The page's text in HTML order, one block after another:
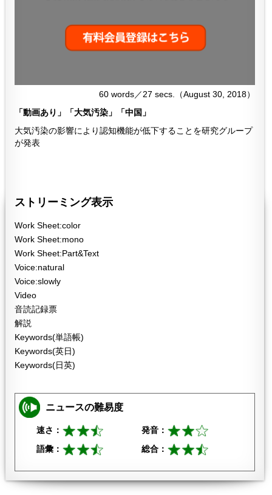
60 words／27 secs.（August 30, 2018）
「動画あり」「大気汚染」「中国」
大気汚染の影響により認知機能が低下することを研究グループ
が発表
ストリーミング表示
Work Sheet:color
Work Sheet:mono
Work Sheet:Part&Text
Voice:natural
Voice:slowly
Video
音読記録票
解説
Keywords(単語帳)
Keywords(英日)
Keywords(日英)
ニュースの難易度
速さ：
発音：
語彙：
総合：